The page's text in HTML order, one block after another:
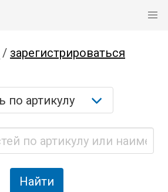
/ зарегистрироваться